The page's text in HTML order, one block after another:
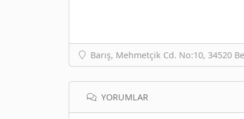
Barış, Mehmetçik Cd. No:10, 34520
YORUMLAR